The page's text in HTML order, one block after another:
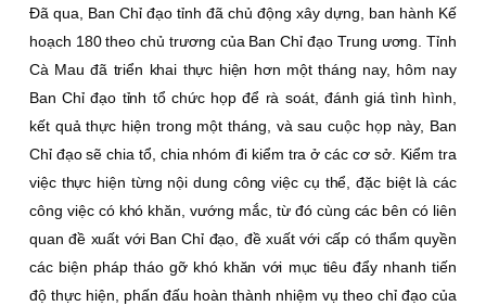
Ðã qua, Ban Chỉ đạo tỉnh đã chủ động xây dựng, ban hành Kế
hoạch 180 theo chủ trương của Ban Chỉ đạo Trung ương. Tỉnh
Cà Mau đã triển khai thực hiện hơn một tháng nay, hôm nay
Ban Chỉ đạo tỉnh tổ chức họp để rà soát, đánh giá tình hình,
kết quả thực hiện trong một tháng, và sau cuộc họp này, Ban
Chỉ đạo sẽ chia tổ, chia nhóm đi kiểm tra ở các cơ sở. Kiểm tra
việc thực hiện từng nội dung công việc cụ thể, đặc biệt là các
công việc có khó khăn, vướng mắc, từ đó cùng các bên có liên
quan đề xuất với Ban Chỉ đạo, đề xuất với cấp có thẩm quyền
các biện pháp tháo gỡ khó khăn với mục tiêu đẩy nhanh tiến
độ thực hiện, phấn đấu hoàn thành nhiệm vụ theo chỉ đạo của